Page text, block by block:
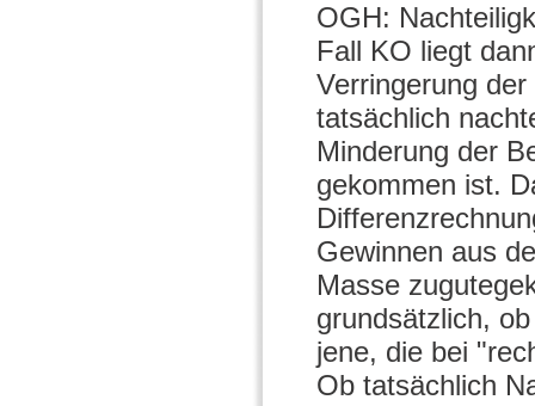
OGH:
Fall KO liegt
Verringerung
tatsächlich
Minderung der
gekommen ist.
Gewinnen aus
Masse
grundsätzlich,
jene, die bei
Ob tatsächlich